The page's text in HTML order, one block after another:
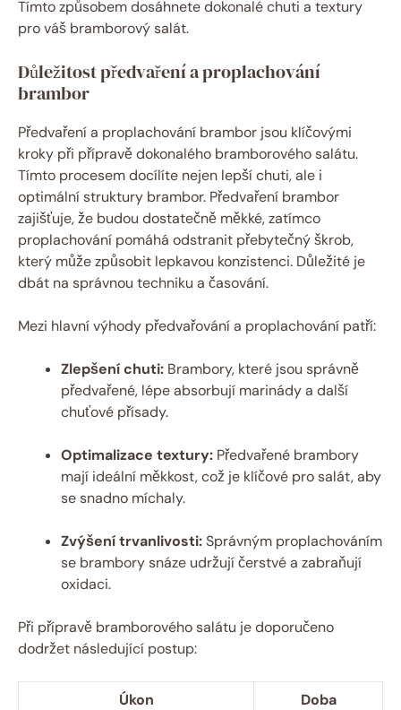
Tímto způsobem dosáhnete dokonalé chuti a textury
pro váš bramborový salát.
Důležitost předvaření a proplachování
brambor
Předvaření a proplachování brambor jsou klíčovými
kroky při přípravě dokonalého bramborového salátu.
Tímto procesem docílíte nejen lepší chuti, ale i
optimální struktury brambor. Předvaření brambor
zajišťuje, že budou dostatečně měkké, zatímco
proplachování pomáhá odstranit přebytečný škrob,
který může způsobit lepkavou konzistenci. Důležité je
dbát na správnou techniku a časování.
Mezi hlavní výhody předvařování a proplachování patří:
Zlepšení chuti: Brambory, které jsou správně
předvařené, lépe absorbují marinády a další
chuťové přísady.
Optimalizace textury: Předvařené brambory
mají ideální měkkost, což je klíčové pro salát, aby
se snadno míchaly.
Zvýšení trvanlivosti:Správným proplachováním
se brambory snáze udržují čerstvé a zabraňují
oxidaci.
Při přípravě bramborového salátu je doporučeno
dodržet následující postup:
Úkon
Doba